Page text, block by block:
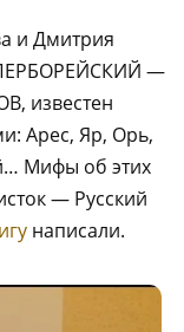
и Дмитрия
—
известен
Арес, Яр, Орь,
Мифы об этих
— Русский
написали.